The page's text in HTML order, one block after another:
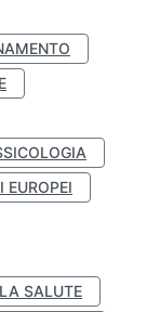
EUROPEI
SALUTE